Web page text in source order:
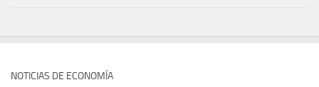
NOTICIAS DE ECONOMÍA